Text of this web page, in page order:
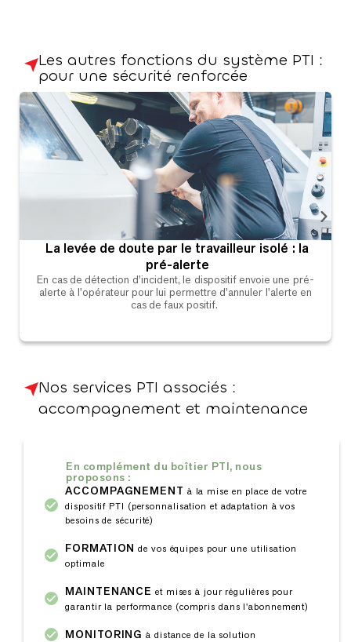
Les autres fonctions du système PTI :
pour une sécurité renforcée
La levée de doute par le travailleur isolé : la
pré-alerte
En cas de détection d'incident, le dispositif envoie une pré-
alerte à l'opérateur pour lui permettre d'annuler l'alerte en
cas de faux positif.
Nos services PTI associés :
accompagnement et maintenance
En complément du boîtier PTI, nous
proposons :
ACCOMPAGNEMENT à la mise en place de votre
dispositif PTI (personnalisation et adaptation à vos
besoins de sécurité)
FORMATIONde vos équipes pour une utilisation
optimale
MAINTENANCEet mises à jour régulières pour
garantir la performance (compris dans l'abonnement)
MONITORINGà distance de la solution